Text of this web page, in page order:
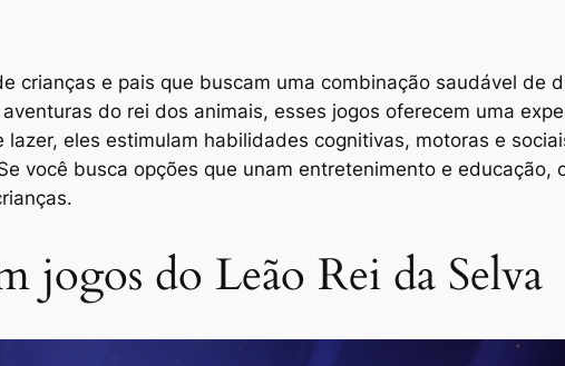
crianças e pais que buscam uma combinação saudável de
do rei dos animais, esses jogos oferecem uma
eles estimulam habilidades cognitivas, motoras e
você busca opções que unam entretenimento e educação,
jogos do Leão Rei da Selva